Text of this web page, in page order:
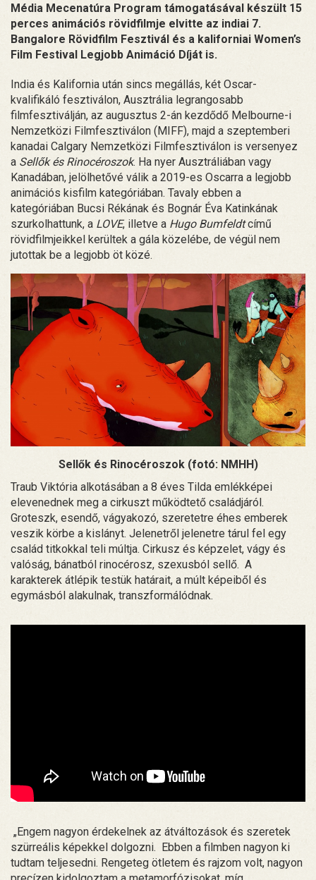
Média Mecenatúra Program támogatásával készült 15
perces animációs rövidfilmje elvitte az indiai 7.
Bangalore Rövidfilm Fesztivál és a kaliforniai Women’s
Film Festival Legjobb Animáció Díját is.
India és Kalifornia után sincs megállás, két Oscar-
kvalifikáló fesztiválon, Ausztrália legrangosabb
filmfesztiválján, az augusztus 2-án kezdődő Melbourne-i
Nemzetközi Filmfesztiválon (MIFF), majd a szeptemberi
kanadai Calgary Nemzetközi Filmfesztiválon is versenyez
a Sellők és Rinocéroszok. Ha nyer Ausztráliában vagy
Kanadában, jelölhetővé válik a 2019-es Oscarra a legjobb
animációs kisfilm kategóriában. Tavaly ebben a
kategóriában Bucsi Rékának és Bognár Éva Katinkának
szurkolhattunk, a LOVE, illetve a Hugo Bumfeldtcímű
rövidfilmjeikkel kerültek a gála közelébe, de végül nem
jutottak be a legjobb öt közé.
Sellők és Rinocéroszok (fotó: NMHH)
Traub Viktória alkotásában a 8 éves Tilda emlékképei
elevenednek meg a cirkuszt működtető családjáról.
Groteszk, esendő, vágyakozó, szeretetre éhes emberek
veszik körbe a kislányt. Jelenetről jelenetre tárul fel egy
család titkokkal teli múltja. Cirkusz és képzelet, vágy és
valóság, bánatból rinocérosz, szexusból sellő. A
karakterek átlépik testük határait, a múlt képeiből és
egymásból alakulnak, transzformálódnak.
„Engem nagyon érdekelnek az átváltozások és szeretek
szürreális képekkel dolgozni. Ebben a filmben nagyon ki
tudtam teljesedni. Rengeteg ötletem és rajzom volt, nagyon